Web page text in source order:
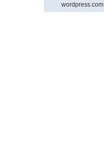
wordpress.com